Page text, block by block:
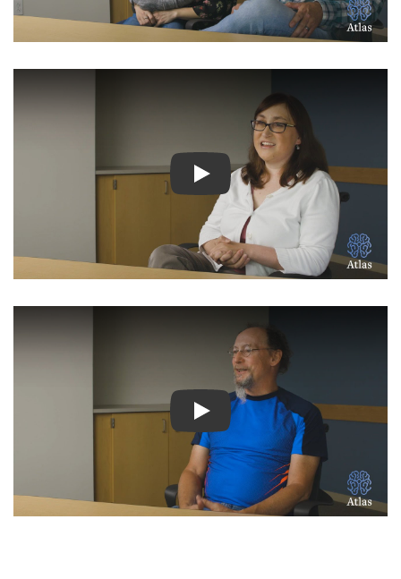
شاهد الفيديو: قصص ملهمة